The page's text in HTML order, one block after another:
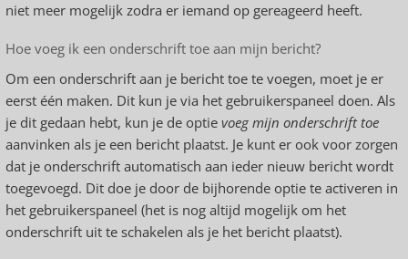
niet meer mogelijk zodra er iemand op gereageerd heeft.
Hoe voeg ik een onderschrift toe aan mijn bericht?
Om een onderschrift aan je bericht toe te voegen, moet je er
eerst één maken. Dit kun je via het gebruikerspaneel doen. Als
je dit gedaan hebt, kun je de optie voeg mijn onderschrift toe
aanvinken als je een bericht plaatst. Je kunt er ook voor zorgen
dat je onderschrift automatisch aan ieder nieuw bericht wordt
toegevoegd. Dit doe je door de bijhorende optie te activeren in
het gebruikerspaneel (het is nog altijd mogelijk om het
onderschrift uit te schakelen als je het bericht plaatst).